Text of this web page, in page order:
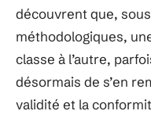
découvrent que,
méthodologiques,
classe à l’autre,
désormais de s’en
validité et la